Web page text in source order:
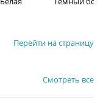
Перейти на страницу
Смотреть все